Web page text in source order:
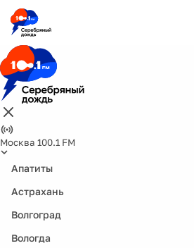
Москва 100.1 FM
Апатиты
Астрахань
Волгоград
Вологда